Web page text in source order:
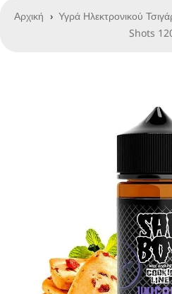
Αρχική › Υγρά Ηλεκτρονικού
Shots